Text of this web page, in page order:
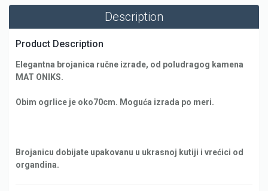
Description
Product Description
Elegantna brojanica ručne izrade, od poludragog kamena
MAT ONIKS.
Obim ogrlice je oko70cm. Moguća izrada po meri.
Brojanicu dobijate upakovanu u ukrasnoj kutiji i vrećici od
organdina.